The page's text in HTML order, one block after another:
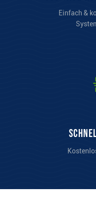
Einfach &